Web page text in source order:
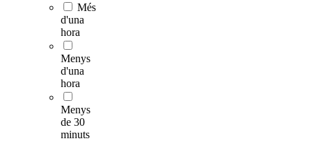
Més
d'una
hora
Menys
d'una
hora
Menys
de 30
minuts